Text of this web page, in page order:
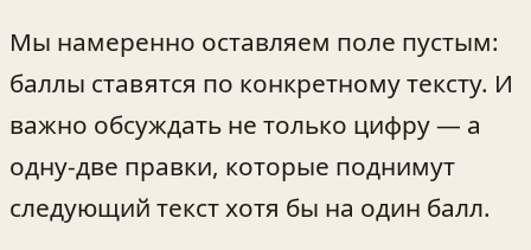
Мы намеренно оставляем поле пустым:
баллы ставятся по конкретному тексту. И
важно обсуждать не только цифру — а
одну-две правки, которые поднимут
следующий текст хотя бы на один балл.